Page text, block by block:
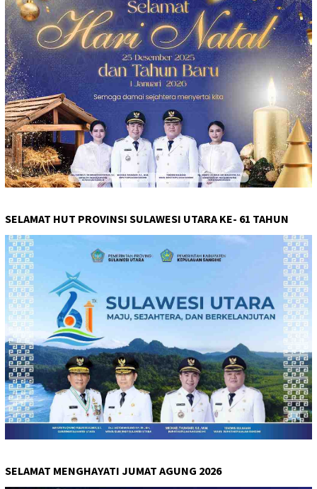
SELAMAT HUT PROVINSI SULAWESI UTARA KE- 61 TAHUN
SELAMAT MENGHAYATI JUMAT AGUNG 2026